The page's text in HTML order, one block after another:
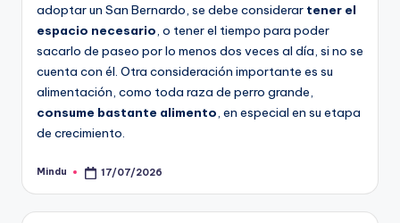
adoptar un San Bernardo, se debe considerar tener el
espacio necesario, o tener el tiempo para poder
sacarlo de paseo por lo menos dos veces al día, si no se
cuenta con él. Otra consideración importante es su
alimentación, como toda raza de perro grande,
consume bastante alimento, en especial en su etapa
de crecimiento.
Publicado
Mindu 17/07/2026